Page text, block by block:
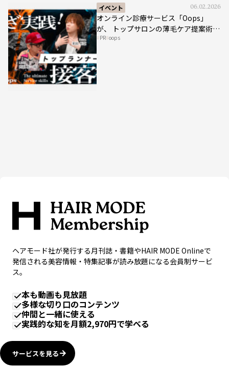
イベント 06.02.2026
オンライン診療サービス「Oops」
が、 トップサロンの薄毛ケア提案術を
HAIRCAMPで公開！
PR oops
ヘアモード社が発行する月刊誌・書籍やHAIR MODE Onlineで
発信される美容情報・特集記事が読み放題になる会員制サービ
ス。
本も動画も見放題
多様な切り口のコンテンツ
仲間と一緒に使える
実践的な知を月額2,970円で学べる
サービスを見る